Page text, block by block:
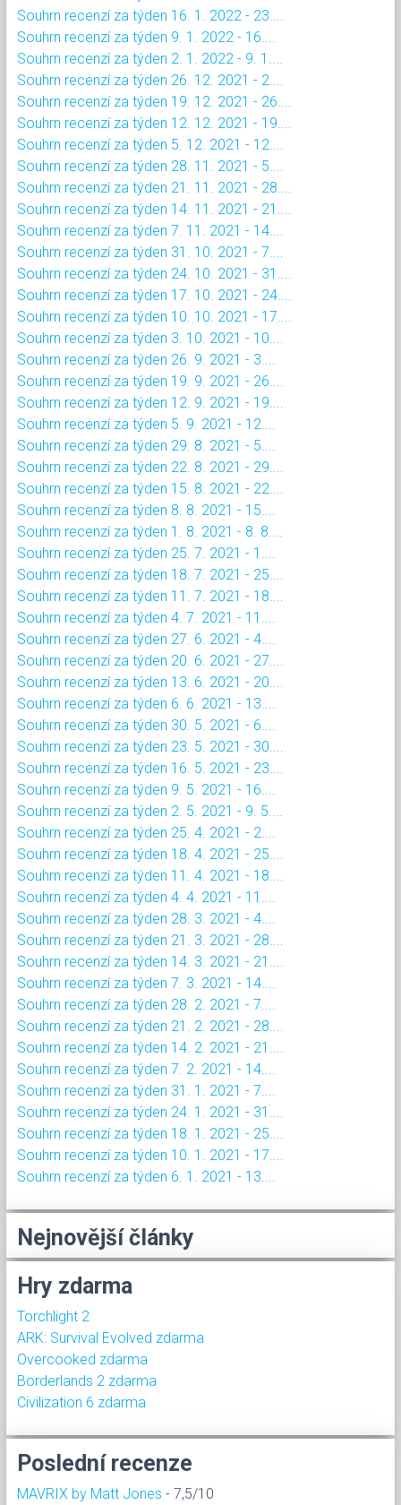
Souhrn recenzí za týden 16. 1. 2022 - 23....
Souhrn recenzí za týden 9. 1. 2022 - 16....
Souhrn recenzí za týden 2. 1. 2022 - 9. 1....
Souhrn recenzí za týden 26. 12. 2021 - 2....
Souhrn recenzí za týden 19. 12. 2021 - 26....
Souhrn recenzí za týden 12. 12. 2021 - 19....
Souhrn recenzí za týden 5. 12. 2021 - 12....
Souhrn recenzí za týden 28. 11. 2021 - 5....
Souhrn recenzí za týden 21. 11. 2021 - 28....
Souhrn recenzí za týden 14. 11. 2021 - 21....
Souhrn recenzí za týden 7. 11. 2021 - 14....
Souhrn recenzí za týden 31. 10. 2021 - 7....
Souhrn recenzí za týden 24. 10. 2021 - 31....
Souhrn recenzí za týden 17. 10. 2021 - 24....
Souhrn recenzí za týden 10. 10. 2021 - 17....
Souhrn recenzí za týden 3. 10. 2021 - 10....
Souhrn recenzí za týden 26. 9. 2021 - 3....
Souhrn recenzí za týden 19. 9. 2021 - 26....
Souhrn recenzí za týden 12. 9. 2021 - 19....
Souhrn recenzí za týden 5. 9. 2021 - 12....
Souhrn recenzí za týden 29. 8. 2021 - 5....
Souhrn recenzí za týden 22. 8. 2021 - 29....
Souhrn recenzí za týden 15. 8. 2021 - 22....
Souhrn recenzí za týden 8. 8. 2021 - 15....
Souhrn recenzí za týden 1. 8. 2021 - 8. 8....
Souhrn recenzí za týden 25. 7. 2021 - 1....
Souhrn recenzí za týden 18. 7. 2021 - 25....
Souhrn recenzí za týden 11. 7. 2021 - 18....
Souhrn recenzí za týden 4. 7. 2021 - 11....
Souhrn recenzí za týden 27. 6. 2021 - 4....
Souhrn recenzí za týden 20. 6. 2021 - 27....
Souhrn recenzí za týden 13. 6. 2021 - 20....
Souhrn recenzí za týden 6. 6. 2021 - 13....
Souhrn recenzí za týden 30. 5. 2021 - 6....
Souhrn recenzí za týden 23. 5. 2021 - 30....
Souhrn recenzí za týden 16. 5. 2021 - 23....
Souhrn recenzí za týden 9. 5. 2021 - 16....
Souhrn recenzí za týden 2. 5. 2021 - 9. 5....
Souhrn recenzí za týden 25. 4. 2021 - 2....
Souhrn recenzí za týden 18. 4. 2021 - 25....
Souhrn recenzí za týden 11. 4. 2021 - 18....
Souhrn recenzí za týden 4. 4. 2021 - 11....
Souhrn recenzí za týden 28. 3. 2021 - 4....
Souhrn recenzí za týden 21. 3. 2021 - 28....
Souhrn recenzí za týden 14. 3. 2021 - 21....
Souhrn recenzí za týden 7. 3. 2021 - 14....
Souhrn recenzí za týden 28. 2. 2021 - 7....
Souhrn recenzí za týden 21. 2. 2021 - 28....
Souhrn recenzí za týden 14. 2. 2021 - 21....
Souhrn recenzí za týden 7. 2. 2021 - 14....
Souhrn recenzí za týden 31. 1. 2021 - 7....
Souhrn recenzí za týden 24. 1. 2021 - 31....
Souhrn recenzí za týden 18. 1. 2021 - 25....
Souhrn recenzí za týden 10. 1. 2021 - 17....
Souhrn recenzí za týden 6. 1. 2021 - 13....
Nejnovější články
Hry zdarma
Torchlight 2
ARK: Survival Evolved zdarma
Overcooked zdarma
Borderlands 2 zdarma
Civilization 6 zdarma
Poslední recenze
MAVRIX by Matt Jones - 7,5/10